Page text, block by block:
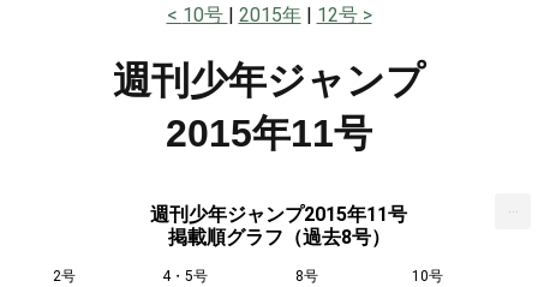
10号 2015年 12号
週刊少年ジャンプ
2015年11号
週刊少年ジャンプ2015年11号
掲載順グラフ（過去8号）
2号
4・5号
8号
10号